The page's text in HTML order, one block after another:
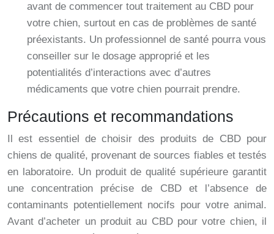
avant de commencer tout traitement au CBD pour
votre chien, surtout en cas de problèmes de santé
préexistants. Un professionnel de santé pourra vous
conseiller sur le dosage approprié et les
potentialités d’interactions avec d’autres
médicaments que votre chien pourrait prendre.
Précautions et recommandations
Il est essentiel de choisir des produits de CBD pour
chiens de qualité, provenant de sources fiables et testés
en laboratoire. Un produit de qualité supérieure garantit
une concentration précise de CBD et l’absence de
contaminants potentiellement nocifs pour votre animal.
Avant d’acheter un produit au CBD pour votre chien, il